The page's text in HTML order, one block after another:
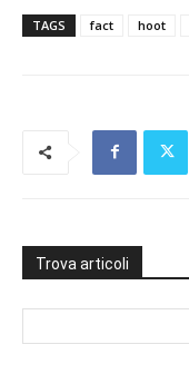
TAGS fact hoot
Trova articoli